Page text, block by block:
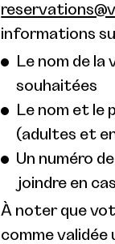
informations
Le nom de la
souhaitées
Le nom et le
(adultes et
Un numéro
joindre en
À noter que
comme